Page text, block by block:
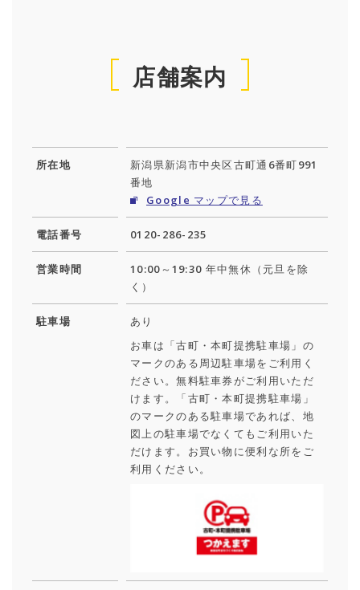
店舗案内
所在地
新潟県新潟市中央区古町通6番町991
番地
Google マップで見る
電話番号 0120-286-235
営業時間
10:00～19:30 年中無休（元旦を除
く）
駐車場
あり
お車は「古町・本町提携駐車場」の
マークのある周辺駐車場をご利用く
ださい。無料駐車券がご利用いただ
けます。「古町・本町提携駐車場」
のマークのある駐車場であれば、地
図上の駐車場でなくてもご利用いた
だけます。お買い物に便利な所をご
利用ください。